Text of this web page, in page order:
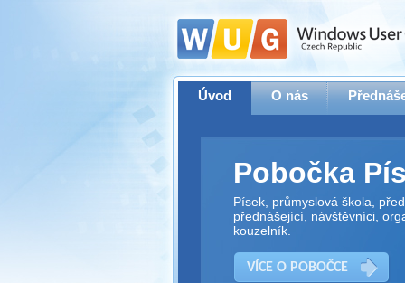
Úvod O nás
Pobočka
Písek, průmyslová škola,
přednášející, návštěvníci,
kouzelník.
VÍCE O POBOČCE